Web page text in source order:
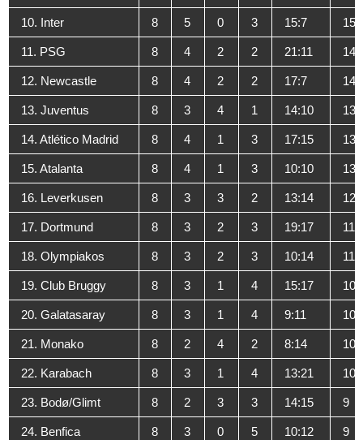
10. Inter 8 5 0 3 15:7 15
11. PSG 8 4 2 2 21:11 14
12. Newcastle 8 4 2 2 17:7 14
13. Juventus 8 3 4 1 14:10 13
14. Atlético Madrid 8 4 1 3 17:15 13
15. Atalanta 8 4 1 3 10:10 13
16. Leverkusen 8 3 3 2 13:14 12
17. Dortmund 8 3 2 3 19:17 11
18. Olympiakos 8 3 2 3 10:14 11
19. Club Bruggy 8 3 1 4 15:17 10
20. Galatasaray 8 3 1 4 9:11 10
21. Monako 8 2 4 2 8:14 10
22. Karabach 8 3 1 4 13:21 10
23. Bodø/Glimt 8 2 3 3 14:15 9
24. Benfica 8 3 0 5 10:12 9